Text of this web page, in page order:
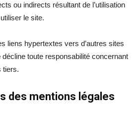
ou indirects résultant de l’utilisation
le site.
liens hypertextes vers d’autres sites
décline toute responsabilité concernant
tiers.
des mentions légales